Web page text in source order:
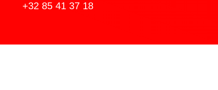
+32 85 41 37 18